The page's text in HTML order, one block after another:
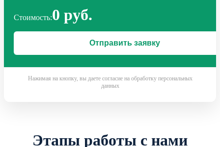
Стоимость:0 руб.
Нажимая на кнопку, вы даете согласие на обработку персональных
данных
Этапы работы с нами